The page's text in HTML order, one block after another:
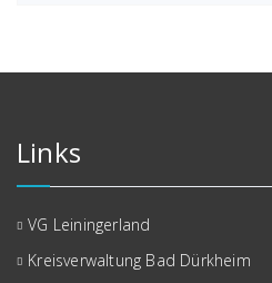
Links
VG Leiningerland
Kreisverwaltung Bad Dürkheim